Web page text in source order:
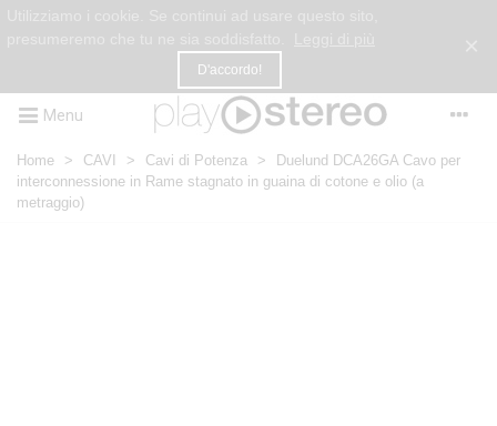
D'accordo!
Menu
Home > CAVI > Cavi di Potenza >
Duelund DCA26GA Cavo per
interconnessione in Rame stagnato in guaina di cotone e olio (a
metraggio)